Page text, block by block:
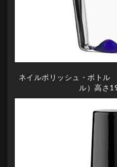
ネイルポリッシュ・ボト
ル）高さ